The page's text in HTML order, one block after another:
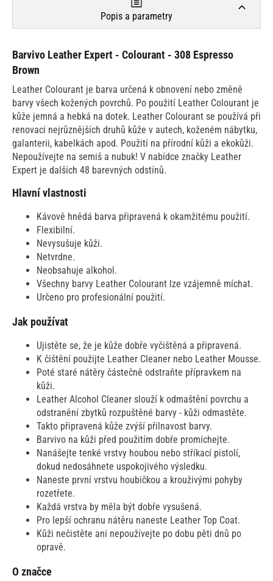
Popis a parametry
Barvivo Leather Expert - Colourant - 308 Espresso
Brown
Leather Colourant je barva určená k obnovení nebo změně
barvy všech kožených povrchů. Po použití Leather Colourant je
kůže jemná a hebká na dotek. Leather Colourant se používá při
renovaci nejrůznějších druhů kůže v autech, koženém nábytku,
galanterii, kabelkách apod. Použití na přírodní kůži a ekokůži.
Nepoužívejte na semiš a nubuk! V nabídce značky Leather
Expert je dalších 48 barevných odstínů.
Hlavní vlastnosti
Kávově hnědá barva připravená k okamžitému použití.
Flexibilní.
Nevysušuje kůži.
Netvrdne.
Neobsahuje alkohol.
Všechny barvy Leather Colourant lze vzájemně míchat.
Určeno pro profesionální použití.
Jak používat
Ujistěte se, že je kůže dobře vyčištěná a připravená.
K čištění použijte Leather Cleaner nebo Leather Mousse.
Poté staré nátěry částečně odstraňte přípravkem na
kůži.
Leather Alcohol Cleaner slouží k odmaštění povrchu a
odstranění zbytků rozpuštěné barvy - kůži odmastěte.
Takto připravená kůže zvýší přilnavost barvy.
Barvivo na kůži před použitím dobře promíchejte.
Nanášejte tenké vrstvy houbou nebo stříkací pistolí,
dokud nedosáhnete uspokojivého výsledku.
Naneste první vrstvu houbičkou a krouživými pohyby
rozetřete.
Každá vrstva by měla být dobře vysušená.
Pro lepší ochranu nátěru naneste Leather Top Coat.
Kůži nečistěte ani nepoužívejte po dobu pěti dnů po
opravě.
O značce